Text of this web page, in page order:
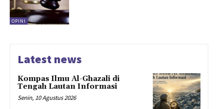
OPINI
Latest news
Kompas Ilmu Al-Ghazali di
Tengah Lautan Informasi
Senin, 10 Agustus 2026